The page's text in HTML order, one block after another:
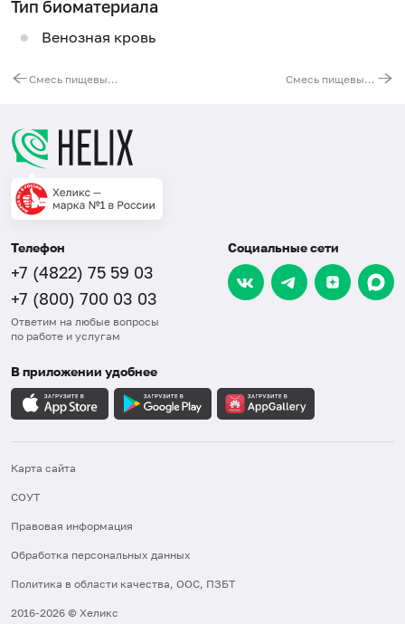
Тип биоматериала
Венозная кровь
Смесь пищевых аллергенов fx20 (ImmunoCAP), IgE: пшеница, рожь, ячмень, рис Смесь пищевых аллергенов fx28 (ImmunoCAP), IgE: кунжутное семя, креветка, говядина, киви
Телефон
+7 (4822) 75 59 03
+7 (800) 700 03 03
Ответим на любые вопросы
по работе и услугам
Социальные сети
В приложении удобнее
Карта сайта
СОУТ
Правовая информация
Обработка персональных данных
Политика в области качества, ООС, ПЗБТ
2016-2026 © Хеликс